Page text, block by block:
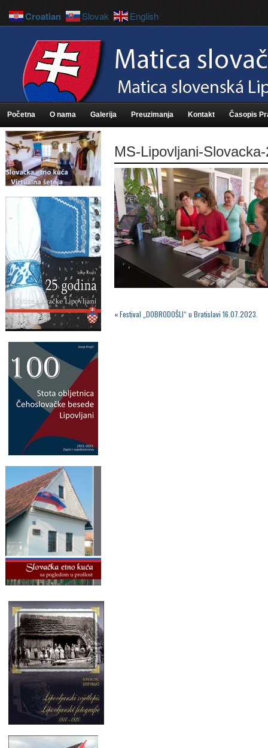
Početna O nama Galerija Preuzimanja Kontakt Časopis
MS-Lipovljani-
«Festival „DOBRODOŠLI“ u Bratislavi 16.07.2023.
Croatian Slovak English